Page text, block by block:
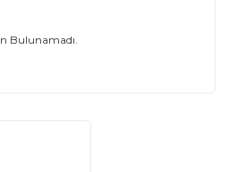
Bulunamadı.